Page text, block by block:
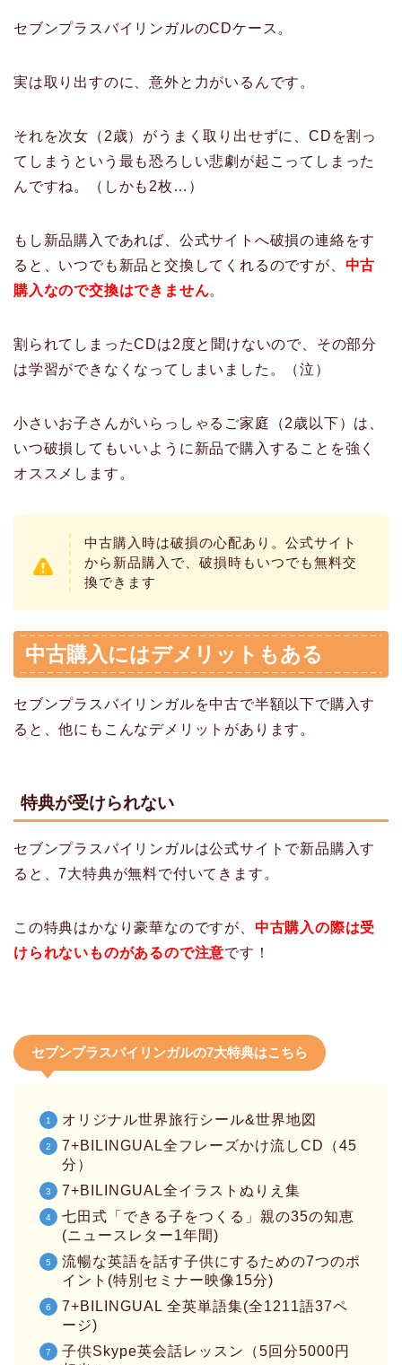
セブンプラスバイリンガルのCDケース。
実は取り出すのに、意外と力がいるんです。
それを次女（2歳）がうまく取り出せずに、CDを割っ
てしまうという最も恐ろしい悲劇が起こってしまった
んですね。（しかも2枚…）
もし新品購入であれば、公式サイトへ破損の連絡をす
ると、いつでも新品と交換してくれるのですが、 中古
購入なので交換はできません。
割られてしまったCDは2度と聞けないので、その部分
は学習ができなくなってしまいました。（泣）
小さいお子さんがいらっしゃるご家庭（2歳以下）は、
いつ破損してもいいように新品で購入することを強く
オススメします。
中古購入時は破損の心配あり。公式サイト
から新品購入で、破損時もいつでも無料交
換できます
中古購入にはデメリットもある
セブンプラスバイリンガルを中古で半額以下で購入す
ると、他にもこんなデメリットがあります。
特典が受けられない
セブンプラスバイリンガルは公式サイトで新品購入す
ると、7大特典が無料で付いてきます。
この特典はかなり豪華なのですが、 中古購入の際は受
けられないものがあるので注意です！
セブンプラスバイリンガルの7大特典はこちら
オリジナル世界旅行シール&世界地図
7+BILINGUAL全フレーズかけ流しCD（45
分）
7+BILINGUAL全イラストぬりえ集
七田式「できる子をつくる」親の35の知恵
(ニュースレター1年間)
流暢な英語を話す子供にするための7つのポ
イント(特別セミナー映像15分)
7+BILINGUAL 全英単語集(全1211語37ペ
ージ)
子供Skype英会話レッスン（5回分5000円